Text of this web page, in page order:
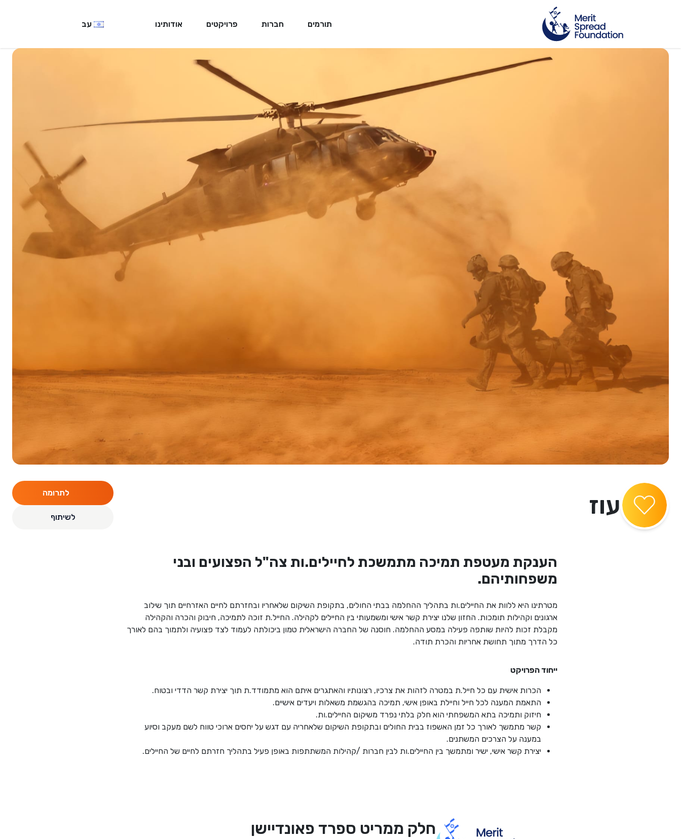
תורמים חברות פרויקטים אודותינו עב
עוז לתרומה
לשיתוף
הענקת מעטפת תמיכה מתמשכת לחיילים.ות צה"ל הפצועים ובני
משפחותיהם.
מטרתינו היא ללוות את החיילים.ות בתהליך ההחלמה בבתי החולים, בתקופת השיקום שלאחריו ובחזרתם לחיים האזרחיים תוך שילוב
ארגונים וקהילות תומכות. החזון שלנו יצירת קשר אישי ומשמעותי בין החיילים לקהילה. החייל.ת זוכה לתמיכה, חיבוק והכרה והקהילה
מקבלת זכות להיות שותפה פעילה במסע ההחלמה. חוסנה של החברה הישראלית טמון ביכולתה לעמוד לצד פצועיה ולתמוך בהם לאורך
כל הדרך מתוך תחושת אחריות והכרת תודה.
ייחוד הפרויקט
הכרות אישית עם כל חייל.ת במטרה לזהות את צרכיו, רצונותיו והאתגרים איתם הוא מתמודד.ת תוך יצירת קשר הדדי ובטוח.
התאמת המענה לכל חייל וחיילת באופן אישי, תמיכה בהגשמת משאלות ויעדים אישיים.
חיזוק ותמיכה בתא המשפחתי הוא חלק בלתי נפרד משיקום החיילים.ות.
קשר מתמשך לאורך כל זמן האשפוז בבית החולים ובתקופת השיקום שלאחריה עם דגש על יחסים ארוכי טווח לשם מעקב וסיוע
במענה על הצרכים המשתנים.
יצירת קשר אישי, ישיר ומתמשך בין החיילים.ות לבין חברות /קהילות המשתתפות באופן פעיל בתהליך חזרתם לחיים של החיילים.
חלק ממריט ספרד פאונדיישן